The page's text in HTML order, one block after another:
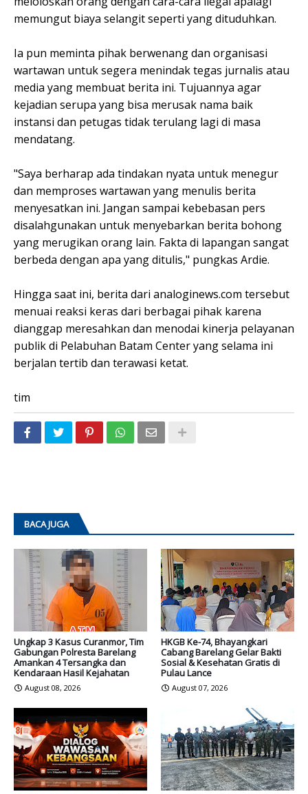
memungut biaya selangit seperti yang dituduhkan.
Ia pun meminta pihak berwenang dan organisasi
wartawan untuk segera menindak tegas jurnalis atau
media yang membuat berita ini. Tujuannya agar
kejadian serupa yang bisa merusak nama baik
instansi dan petugas tidak terulang lagi di masa
mendatang.
"Saya berharap ada tindakan nyata untuk menegur
dan memproses wartawan yang menulis berita
menyesatkan ini. Jangan sampai kebebasan pers
disalahgunakan untuk menyebarkan berita bohong
yang merugikan orang lain. Fakta di lapangan sangat
berbeda dengan apa yang ditulis," pungkas Ardie.
Hingga saat ini, berita dari analoginews.com tersebut
menuai reaksi keras dari berbagai pihak karena
dianggap meresahkan dan menodai kinerja pelayanan
publik di Pelabuhan Batam Center yang selama ini
berjalan tertib dan terawasi ketat.
tim
BACA JUGA
Ungkap 3 Kasus Curanmor, Tim
Gabungan Polresta Barelang
Amankan 4 Tersangka dan
Kendaraan Hasil Kejahatan
August 08, 2026
HKGB Ke-74, Bhayangkari
Cabang Barelang Gelar Bakti
Sosial & Kesehatan Gratis di
Pulau Lance
August 07, 2026